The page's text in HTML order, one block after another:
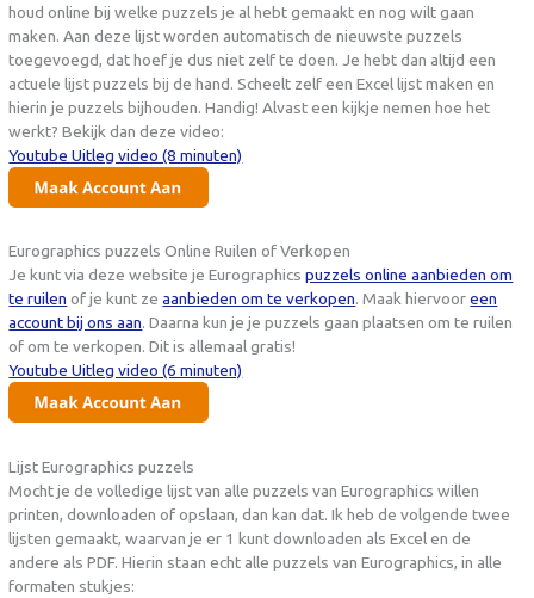
houd online bij welke puzzels je al hebt gemaakt en nog wilt gaan
maken. Aan deze lijst worden automatisch de nieuwste puzzels
toegevoegd, dat hoef je dus niet zelf te doen. Je hebt dan altijd een
actuele lijst puzzels bij de hand. Scheelt zelf een Excel lijst maken en
hierin je puzzels bijhouden. Handig! Alvast een kijkje nemen hoe het
werkt? Bekijk dan deze video:
Youtube Uitleg video (8 minuten)
Eurographics puzzels Online Ruilen of Verkopen
Je kunt via deze website je Eurographicspuzzels online aanbieden om
te ruilen of je kunt zeaanbieden om te verkopen. Maak hiervooreen
account bij ons aan. Daarna kun je je puzzels gaan plaatsen om te ruilen
of om te verkopen. Dit is allemaal gratis!
Youtube Uitleg video (6 minuten)
Lijst Eurographics puzzels
Mocht je de volledige lijst van alle puzzels van Eurographics willen
printen, downloaden of opslaan, dan kan dat. Ik heb de volgende twee
lijsten gemaakt, waarvan je er 1 kunt downloaden als Excel en de
andere als PDF. Hierin staan echt alle puzzels van Eurographics, in alle
formaten stukjes: